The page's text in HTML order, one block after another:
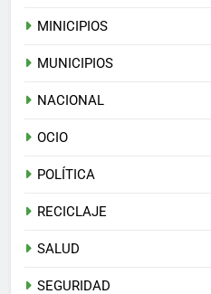
MINICIPIOS
MUNICIPIOS
NACIONAL
OCIO
POLÍTICA
RECICLAJE
SALUD
SEGURIDAD